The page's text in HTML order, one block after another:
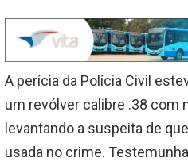
A perícia da Polícia Civil
um revólver calibre .38 com
levantando a suspeita de
usada no crime.